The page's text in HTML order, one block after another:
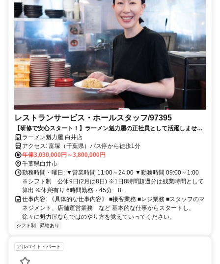
レストランサービス・ホールスタッフ/97395
【研修で安心スタート！】ラーメン魁力屋の正社員として活躍しません
か！ラーメン魁力屋 白井店
アクセス: 富塚（千葉県）バス停から徒歩1分
年俸3,030,000円～3,800,000円
千葉県白井市
勤務時間・曜日: ▼営業時間 11:00～24:00 ▼勤務時間 09:00～1:00
※シフト制 公休9日(2月は8日) ※1日8時間超過分は残業時間として
算出 ※休憩有り 6時間勤務・45分 8...
仕事内容: 《具体的な仕事内容》 ■接客業務 ■レジ業務 ■スタッフのマ
ネジメント、店舗運営業務 など 基本的な仕事からスタートし、
徐々に魁力屋ならではのやり方を覚えていってください。
シフト制 昇給あり
アルバイト・パート